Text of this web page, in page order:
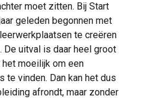
moet zitten. Bij Start
geleden begonnen met
te creëren
De uitval is daar heel groot
moeilijk om een
te vinden. Dan kan het dus
afrondt, maar zonder